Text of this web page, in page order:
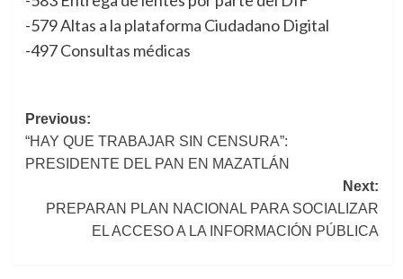
-579 Altas a la plataforma Ciudadano Digital
-497 Consultas médicas
Post
navigation
Previous:
“HAY QUE TRABAJAR SIN CENSURA”:
PRESIDENTE DEL PAN EN MAZATLÁN
Next:
PREPARAN PLAN NACIONAL PARA SOCIALIZAR
EL ACCESO A LA INFORMACIÓN PÚBLICA